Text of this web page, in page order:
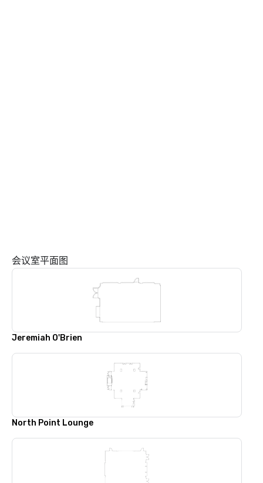
会议室平面图
Jeremiah O'Brien
North Point Lounge